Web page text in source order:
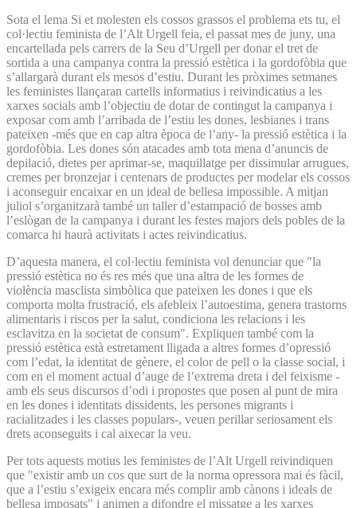
Sota el lema Si et molesten els cossos grassos el problema ets tu, el
col·lectiu feminista de l’Alt Urgell feia, el passat mes de juny, una
encartellada pels carrers de la Seu d’Urgell per donar el tret de
sortida a una campanya contra la pressió estètica i la gordofòbia que
s’allargarà durant els mesos d’estiu. Durant les pròximes setmanes
les feministes llançaran cartells informatius i reivindicatius a les
xarxes socials amb l’objectiu de dotar de contingut la campanya i
exposar com amb l’arribada de l’estiu les dones, lesbianes i trans
pateixen -més que en cap altra època de l’any- la pressió estètica i la
gordofòbia. Les dones són atacades amb tota mena d’anuncis de
depilació, dietes per aprimar-se, maquillatge per dissimular arrugues,
cremes per bronzejar i centenars de productes per modelar els cossos
i aconseguir encaixar en un ideal de bellesa impossible. A mitjan
juliol s’organitzarà també un taller d’estampació de bosses amb
l’eslògan de la campanya i durant les festes majors dels pobles de la
comarca hi haurà activitats i actes reivindicatius.
D’aquesta manera, el col·lectiu feminista vol denunciar que "la
pressió estètica no és res més que una altra de les formes de
violència masclista simbòlica que pateixen les dones i que els
comporta molta frustració, els afebleix l’autoestima, genera trastorns
alimentaris i riscos per la salut, condiciona les relacions i les
esclavitza en la societat de consum". Expliquen també com la
pressió estètica està estretament lligada a altres formes d’opressió
com l’edat, la identitat de gènere, el color de pell o la classe social, i
com en el moment actual d’auge de l’extrema dreta i del feixisme -
amb els seus discursos d’odi i propostes que posen al punt de mira
en les dones i identitats dissidents, les persones migrants i
racialitzades i les classes populars-, veuen perillar seriosament els
drets aconseguits i cal aixecar la veu.
Per tots aquests motius les feministes de l’Alt Urgell reivindiquen
que "existir amb un cos que surt de la norma opressora mai és fàcil,
que a l’estiu s’exigeix encara més complir amb cànons i ideals de
bellesa imposats" i animen a difondre el missatge a les xarxes